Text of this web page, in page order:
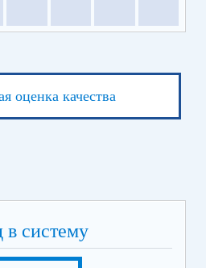
оценка качества
в систему